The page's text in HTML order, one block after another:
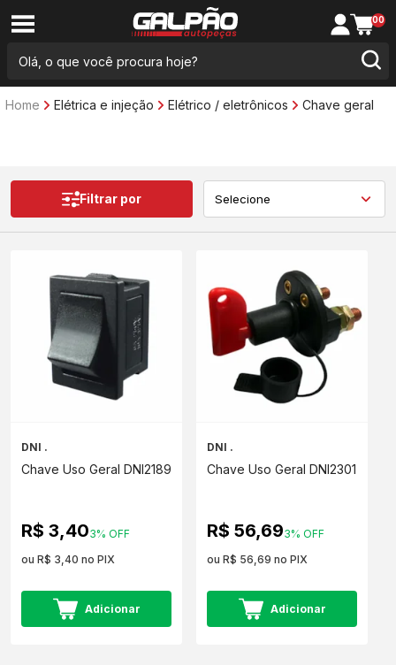
00
Home Elétrica e injeção Elétrico / eletrônicos Chave geral
Filtrar por
DNI .
Chave Uso Geral DNI2189
R$ 3,403% OFF
ou R$ 3,40 no PIX
Adicionar
DNI .
Chave Uso Geral DNI2301
R$ 56,693% OFF
ou R$ 56,69 no PIX
Adicionar